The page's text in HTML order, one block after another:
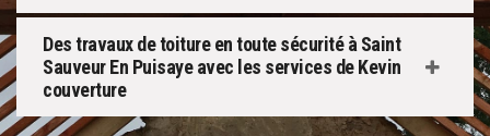
Des travaux de toiture en toute sécurité à Saint
Sauveur En Puisaye avec les services de Kevin
couverture